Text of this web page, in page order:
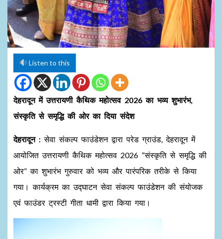
Listen to this
देहरादून में उत्तरायणी कैथिक महोत्सव 2026 का भव्य शुभारंभ,
संस्कृति से समृद्धि की ओर का दिया संदेश
देहरादून :सेवा संकल्प फाउंडेशन द्वारा परेड ग्राउंड, देहरादून में
आयोजित उत्तरायणी कैथिक महोत्सव 2026 “संस्कृति से समृद्धि की
ओर” का शुभारंभ गुरुवार को भव्य और पारंपरिक तरीके से किया
गया। कार्यक्रम का उद्घाटन सेवा संकल्प फाउंडेशन की संयोजक
एवं फाउंडर ट्रस्टी गीता धामी द्वारा किया गया।